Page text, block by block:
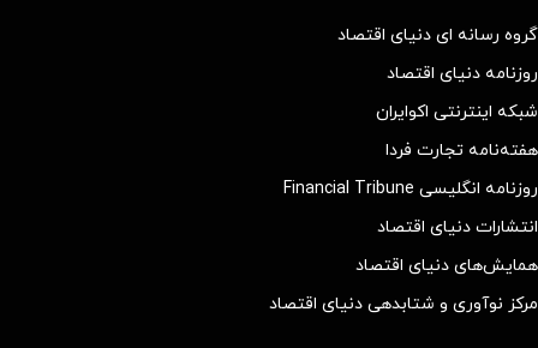
گروه رسانه ای دنیای اقتصاد
روزنامه دنیای اقتصاد
شبکه اینترنتی اکوایران
هفته‌نامه تجارت فردا
روزنامه انگلیسی Financial Tribune
انتشارات دنیای اقتصاد
همایش‌های دنیای اقتصاد
مرکز نوآوری و شتابدهی دنیای اقتصاد